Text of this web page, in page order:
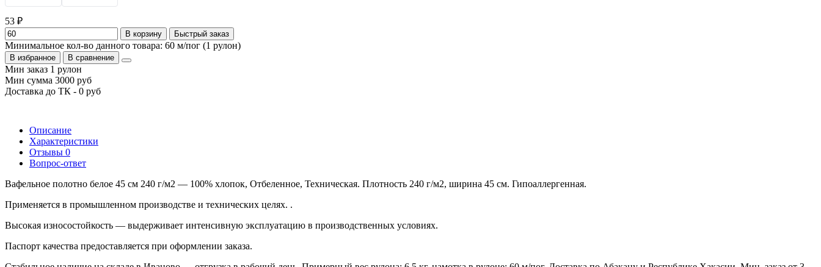
53 ₽
В корзину Быстрый заказ
Минимальное кол-во данного товара: 60 м/пог (1 рулон)
В избранное В сравнение
Мин заказ 1 рулон
Мин сумма 3000 руб
Доставка до ТК - 0 руб
Описание
Характеристики
Отзывы 0
Вопрос-ответ
Вафельное полотно белое 45 см 240 г/м2 — 100% хлопок, Отбеленное, Техническая. Плотность 240 г/м2, ширина 45 см. Гипоаллергенная.
Применяется в промышленном производстве и технических целях. .
Высокая износостойкость — выдерживает интенсивную эксплуатацию в производственных условиях.
Паспорт качества предоставляется при оформлении заказа.